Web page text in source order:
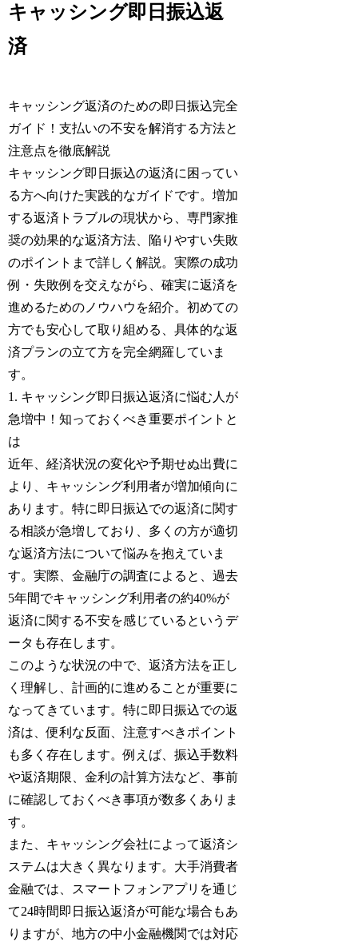
キャッシング即日振込返
済
キャッシング返済のための即日振込完全
ガイド！支払いの不安を解消する方法と
注意点を徹底解説
キャッシング即日振込の返済に困ってい
る方へ向けた実践的なガイドです。増加
する返済トラブルの現状から、専門家推
奨の効果的な返済方法、陥りやすい失敗
のポイントまで詳しく解説。実際の成功
例・失敗例を交えながら、確実に返済を
進めるためのノウハウを紹介。初めての
方でも安心して取り組める、具体的な返
済プランの立て方を完全網羅していま
す。
1. キャッシング即日振込返済に悩む人が
急増中！知っておくべき重要ポイントと
は
近年、経済状況の変化や予期せぬ出費に
より、キャッシング利用者が増加傾向に
あります。特に即日振込での返済に関す
る相談が急増しており、多くの方が適切
な返済方法について悩みを抱えていま
す。実際、金融庁の調査によると、過去
5年間でキャッシング利用者の約40%が
返済に関する不安を感じているというデ
ータも存在します。
このような状況の中で、返済方法を正し
く理解し、計画的に進めることが重要に
なってきています。特に即日振込での返
済は、便利な反面、注意すべきポイント
も多く存在します。例えば、振込手数料
や返済期限、金利の計算方法など、事前
に確認しておくべき事項が数多くありま
す。
また、キャッシング会社によって返済シ
ステムは大きく異なります。大手消費者
金融では、スマートフォンアプリを通じ
て24時間即日振込返済が可能な場合もあ
りますが、地方の中小金融機関では対応